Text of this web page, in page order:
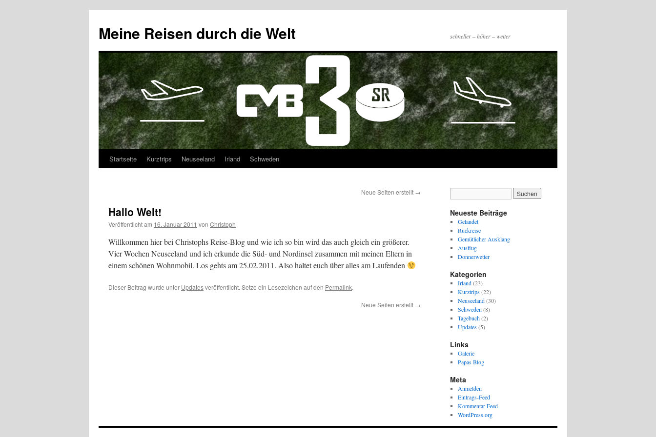
springen
Meine Reisen durch die Welt schneller – höher – weiter
Startseite Kurztrips Neuseeland Irland Schweden
Neue Seiten erstellt →
Hallo Welt!
Veröffentlicht am 16. Januar 2011 von Christoph
Willkommen hier bei Christophs Reise-Blog und wie ich so bin wird das auch gleich ein größerer.
Vier Wochen Neuseeland und ich erkunde die Süd- und Nordinsel zusammen mit meinen Eltern in
einem schönen Wohnmobil. Los gehts am 25.02.2011. Also haltet euch über alles am Laufenden
Dieser Beitrag wurde unter Updatesveröffentlicht. Setze ein Lesezeichen auf den Permalink.
Neue Seiten erstellt →
Neueste Beiträge
Gelandet
Rückreise
Gemütlicher Ausklang
Ausflug
Donnerwetter
Kategorien
Irland(23)
Kurztrips(22)
Neuseeland(30)
Schweden (8)
Tagebuch(2)
Updates(5)
Links
Galerie
Papas Blog
Meta
Anmelden
Eintrags-Feed
Kommentar-Feed
WordPress.org